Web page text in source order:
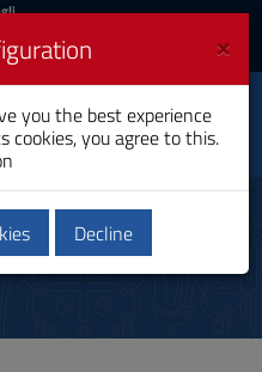
News ×
you the best experience
cookies, you agree to this.
Decline